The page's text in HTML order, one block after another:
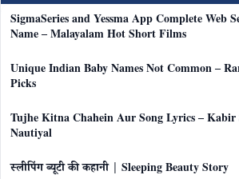
SigmaSeries and Yessma App Complete Web
Name – Malayalam Hot Short Films
Unique Indian Baby Names Not Common –
Picks
Tujhe Kitna Chahein Aur Song Lyrics –
Nautiyal
स्लीपिंग ब्यूटी की कहानी | Sleeping Beauty Story